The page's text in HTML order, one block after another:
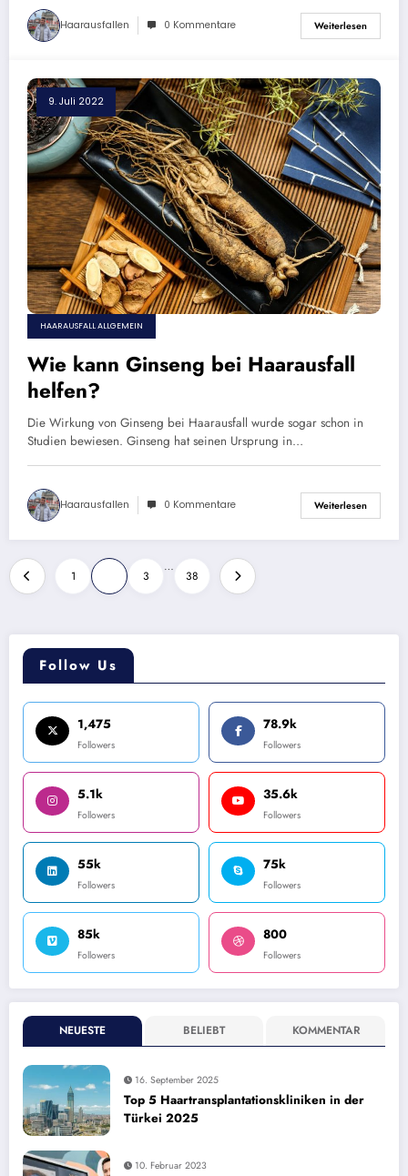
Haarausfallen 0 Kommentare Weiterlesen
9. Juli 2022
HAARAUSFALL ALLGEMEIN
Wie kann Ginseng bei Haarausfall
helfen?
Die Wirkung von Ginseng bei Haarausfall wurde sogar schon in
Studien bewiesen. Ginseng hat seinen Ursprung in…
Haarausfallen 0 Kommentare Weiterlesen
Seitennummerierung
der
Beiträge
1 3
…
38
Follow Us
1,475
Followers
78.9k
Followers
5.1k
Followers
35.6k
Followers
55k
Followers
75k
Followers
85k
Followers
800
Followers
NEUESTE BELIEBT KOMMENTAR
16. September 2025
Top 5 Haartransplantationskliniken in der
Türkei 2025
10. Februar 2023